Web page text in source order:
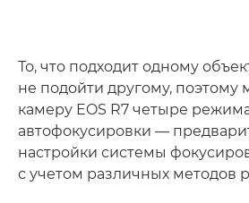
То, что подходит одному
не подойти другому, поэтому
камеру EOS R7 четыре
автофокусировки —
настройки системы
с учетом различных методов